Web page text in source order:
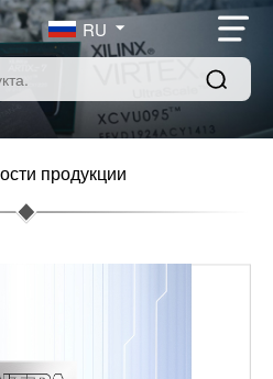
RU
продукции